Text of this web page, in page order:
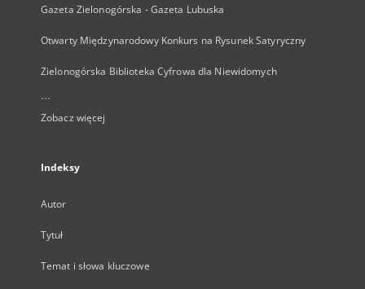
Gazeta Zielonogórska - Gazeta Lubuska
Otwarty Międzynarodowy Konkurs na Rysunek Satyryczny
Zielonogórska Biblioteka Cyfrowa dla Niewidomych
...
Zobacz więcej
Indeksy
Autor
Tytuł
Temat i słowa kluczowe